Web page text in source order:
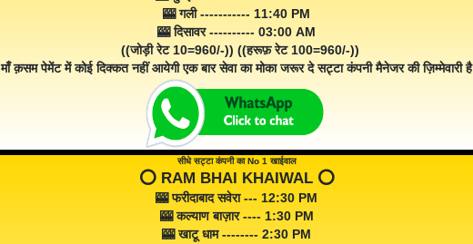
🎰 गली ----------- 11:40 PM
🎰 दिसावर ---------- 03:00 AM
((जोड़ी रेट 10=960/-)) ((हरूफ़ रेट 100=960/-))
माँ क़सम पेमेंट में कोई दिक्कत नहीं आयेगी एक बार सेवा का मोका जरूर दे सट्टा कंपनी मैनेजर की ज़िम्मेवारी है
सीधे सट्टा कंपनी का No 1 खाईवाल
⭕️ RAM BHAI KHAIWAL ⭕️
🎰 फरीदाबाद सवेरा --- 12:30 PM
🎰 कल्याण बाज़ार ---- 1:30 PM
🎰 खाटू धाम -------- 2:30 PM